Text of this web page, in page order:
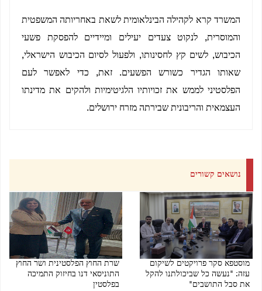
המשרד קרא לקהילה הבינלאומית לשאת באחריותה המשפטית
והמוסרית, לנקוט צעדים יעילים ומיידיים להפסקת פשעי
הכיבוש, לשים קץ לחסינותו, ולפעול לסיום הכיבוש הישראלי,
שאותו הגדיר כשורש הפשעים. זאת, כדי לאפשר לעם
הפלסטיני לממש את זכויותיו הלגיטימיות ולהקים את מדינתו
העצמאית והריבונית שבירתה מזרח ירושלים.
נושאים קשורים
מוסטפא סקר פרויקטים לשיקום
עזה: "נעשה כל שביכולתנו להקל
את סבל התושבים"
שרת החוץ הפלסטינית ושר החוץ
התוניסאי דנו בחיזוק התמיכה
בפלסטין